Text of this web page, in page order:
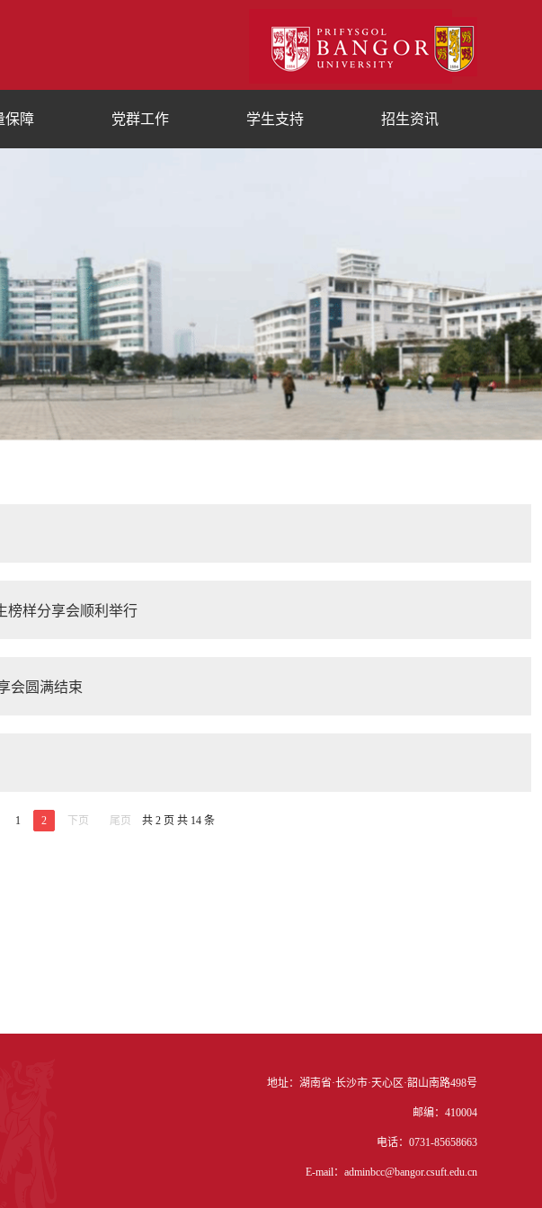
保障 党群工作 学生支持 招生资讯
榜样分享会顺利举行
会圆满结束
1 2 下页 尾页 共 2 页 共 14 条
地址：湖南省·长沙市·天心区·韶山南路498号
邮编：410004
电话：0731-85658663
E-mail：adminbcc@bangor.csuft.edu.cn